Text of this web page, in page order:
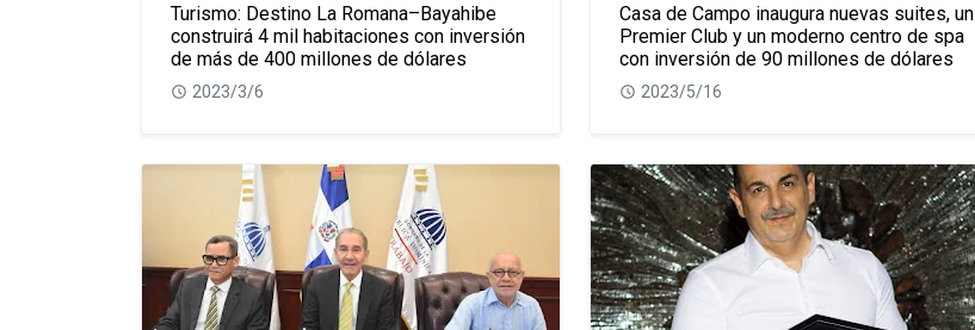
Turismo: Destino La Romana–Bayahibe
construirá 4 mil habitaciones con inversión
de más de 400 millones de dólares
2023/3/6
Casa de Campo inaugura nuevas suites, un
Premier Club y un moderno centro de spa
con inversión de 90 millones de dólares
2023/5/16